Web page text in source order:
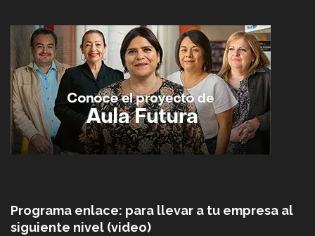
Programa enlace: para llevar a tu empresa al
siguiente nivel (video)